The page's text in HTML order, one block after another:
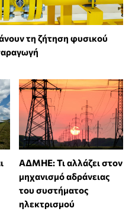
τη ζήτηση φυσικού
ΑΔΜΗΕ: Τι αλλάζει στον
μηχανισμό αδράνειας
του συστήματος
ηλεκτρισμού